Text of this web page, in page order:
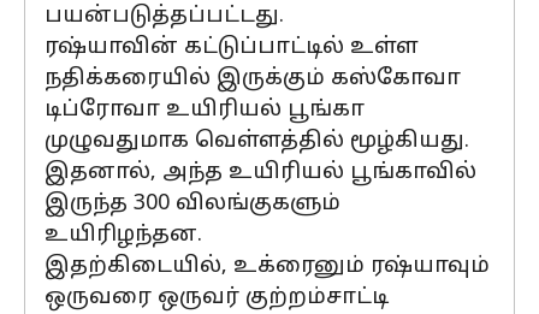
பயன்படுத்தப்பட்டது.
ரஷ்யாவின் கட்டுப்பாட்டில் உள்ள
நதிக்கரையில் இருக்கும் கஸ்கோவா
டிப்ரோவா உயிரியல் பூங்கா
முழுவதுமாக வெள்ளத்தில் மூழ்கியது.
இதனால், அந்த உயிரியல் பூங்காவில்
இருந்த 300 விலங்குகளும்
உயிரிழந்தன.
இதற்கிடையில், உக்ரைனும் ரஷ்யாவும்
ஒருவரை ஒருவர் குற்றம்சாட்டி